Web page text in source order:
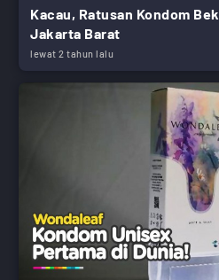
Kacau, Ratusan Kondom
Jakarta Barat
lewat 2 tahun lalu